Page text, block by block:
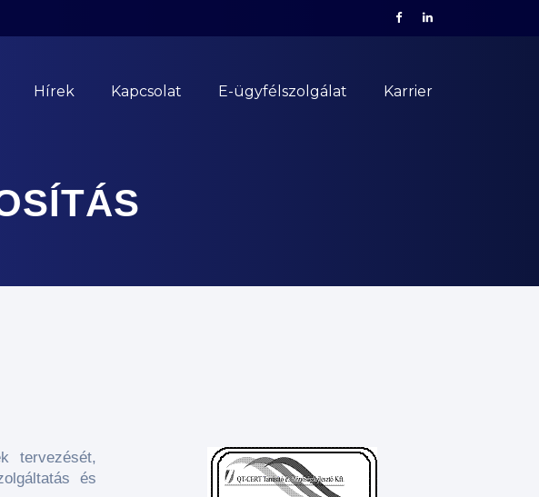
Hírek Kapcsolat E-ügyfélszolgálat Karrier
tervezését,
és